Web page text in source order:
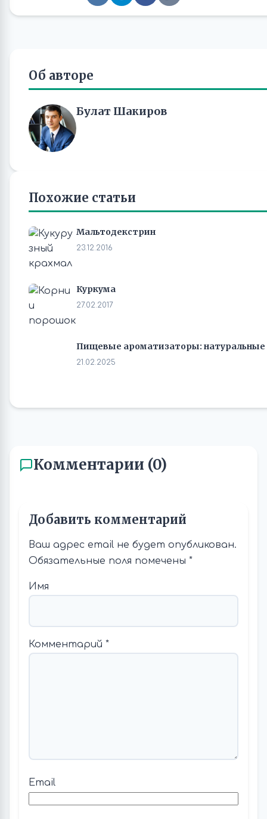
Об авторе
Булат Шакиров
Похожие статьи
Мальтодекстрин
23.12.2016
Куркума
27.02.2017
Пищевые ароматизаторы: натуральные
21.02.2025
Комментарии (0)
Добавить комментарий
Ваш адрес email не будет опубликован.
Обязательные поля помечены *
Имя
Комментарий *
Email